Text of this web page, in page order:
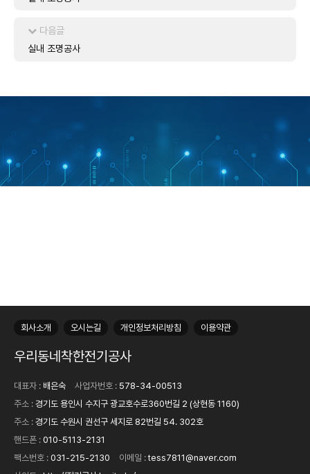
다음글
실내 조명공사
회사소개 오시는길 개인정보처리방침 이용약관
우리동네착한전기공사
대표자 : 배은숙 사업자번호 : 578-34-00513
주소 : 경기도 용인시 수지구 광교호수로360번길 2 (상현동 1160)
주소 : 경기도 수원시 권선구 세지로 82번길 54. 302호
핸드폰 : 010-5113-2131
팩스번호 : 031-215-2130 이메일 :tess7811@naver.com